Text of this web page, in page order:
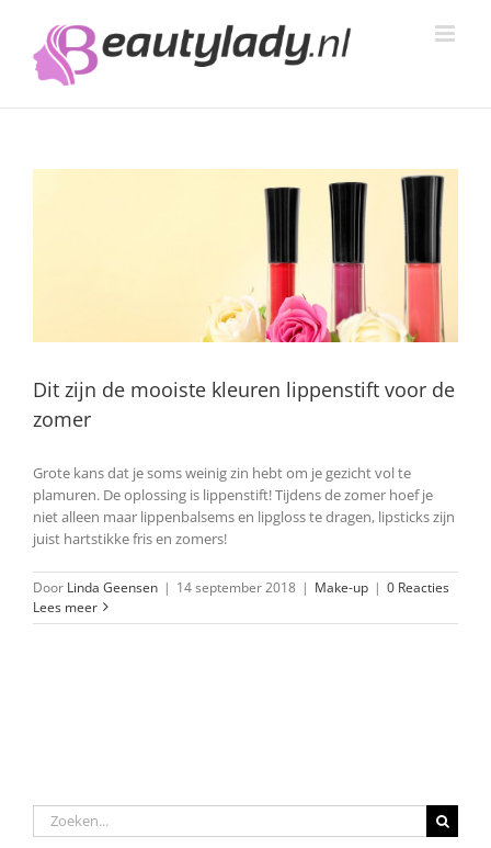
inhoud
Dit zijn de mooiste kleuren lippenstift voor de
zomer
Grote kans dat je soms weinig zin hebt om je gezicht vol te
plamuren. De oplossing is lippenstift! Tijdens de zomer hoef je
niet alleen maar lippenbalsems en lipgloss te dragen, lipsticks zijn
juist hartstikke fris en zomers!
Door Linda Geensen | 14 september 2018 | Make-up | 0 Reacties
Lees meer
Zoeken
naar: